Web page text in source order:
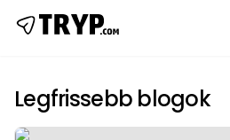
Legfrissebb blogok